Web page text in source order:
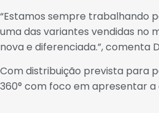
“Estamos sempre trabalhando
uma das variantes vendidas no
nova e diferenciada.”, comenta
Com distribuição prevista para
360° com foco em apresentar